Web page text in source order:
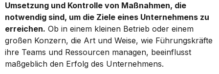
Umsetzung und Kontrolle von Maßnahmen, die
notwendig sind, um die Ziele eines Unternehmens zu
erreichen. Ob in einem kleinen Betrieb oder einem
großen Konzern, die Art und Weise, wie Führungskräfte
ihre Teams und Ressourcen managen, beeinflusst
maßgeblich den Erfolg des Unternehmens.